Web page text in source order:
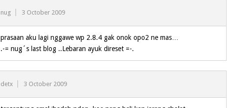
nug 3 October 2009
prasaan aku lagi nggawe wp 2.8.4 gak onok opo2 ne mas…
.-= nug´s last blog ..Lebaran ayuk direset =-.
detx 3 October 2009